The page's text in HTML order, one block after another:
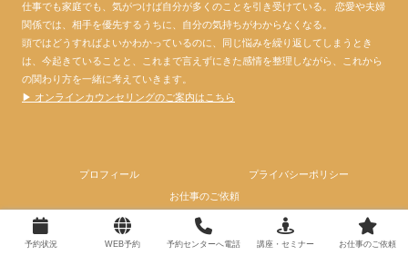
仕事でも家庭でも、気がつけば自分が多くのことを引き受けている。 恋愛や夫婦
関係では、相手を優先するうちに、自分の気持ちがわからなくなる。
頭ではどうすればよいかわかっているのに、同じ悩みを繰り返してしまうとき
は、今起きていることと、これまで言えずにきた感情を整理しながら、これから
の関わり方を一緒に考えていきます。
▶ オンラインカウンセリングのご案内はこちら
プロフィール
プライバシーポリシー
お仕事のご依頼
© 2024 心理カウンセラー大門昌代official website.
予約状況 WEB予約 予約センターへ電話 講座・セミナー お仕事のご依頼